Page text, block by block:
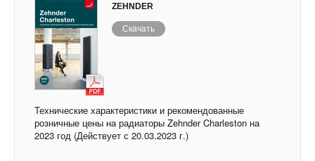
ZEHNDER
Скачать
Технические характеристики и рекомендованные
розничные цены на радиаторы Zehnder Charleston на
2023 год (Действует с 20.03.2023 г.)